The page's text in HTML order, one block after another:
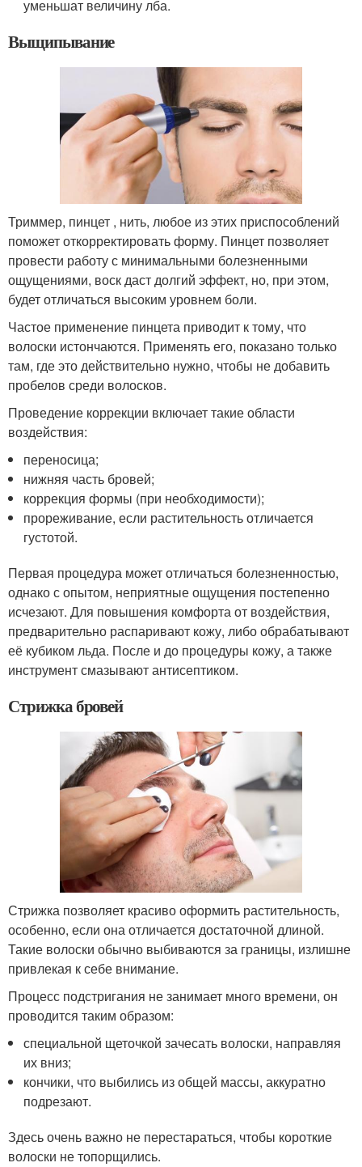
уменьшат величину лба.
Выщипывание
Триммер, пинцет , нить, любое из этих приспособлений
поможет откорректировать форму. Пинцет позволяет
провести работу с минимальными болезненными
ощущениями, воск даст долгий эффект, но, при этом,
будет отличаться высоким уровнем боли.
Частое применение пинцета приводит к тому, что
волоски истончаются. Применять его, показано только
там, где это действительно нужно, чтобы не добавить
пробелов среди волосков.
Проведение коррекции включает такие области
воздействия:
переносица;
нижняя часть бровей;
коррекция формы (при необходимости);
прореживание, если растительность отличается
густотой.
Первая процедура может отличаться болезненностью,
однако с опытом, неприятные ощущения постепенно
исчезают. Для повышения комфорта от воздействия,
предварительно распаривают кожу, либо обрабатывают
её кубиком льда. После и до процедуры кожу, а также
инструмент смазывают антисептиком.
Стрижка бровей
Стрижка позволяет красиво оформить растительность,
особенно, если она отличается достаточной длиной.
Такие волоски обычно выбиваются за границы, излишне
привлекая к себе внимание.
Процесс подстригания не занимает много времени, он
проводится таким образом:
специальной щеточкой зачесать волоски, направляя
их вниз;
кончики, что выбились из общей массы, аккуратно
подрезают.
Здесь очень важно не перестараться, чтобы короткие
волоски не топорщились.